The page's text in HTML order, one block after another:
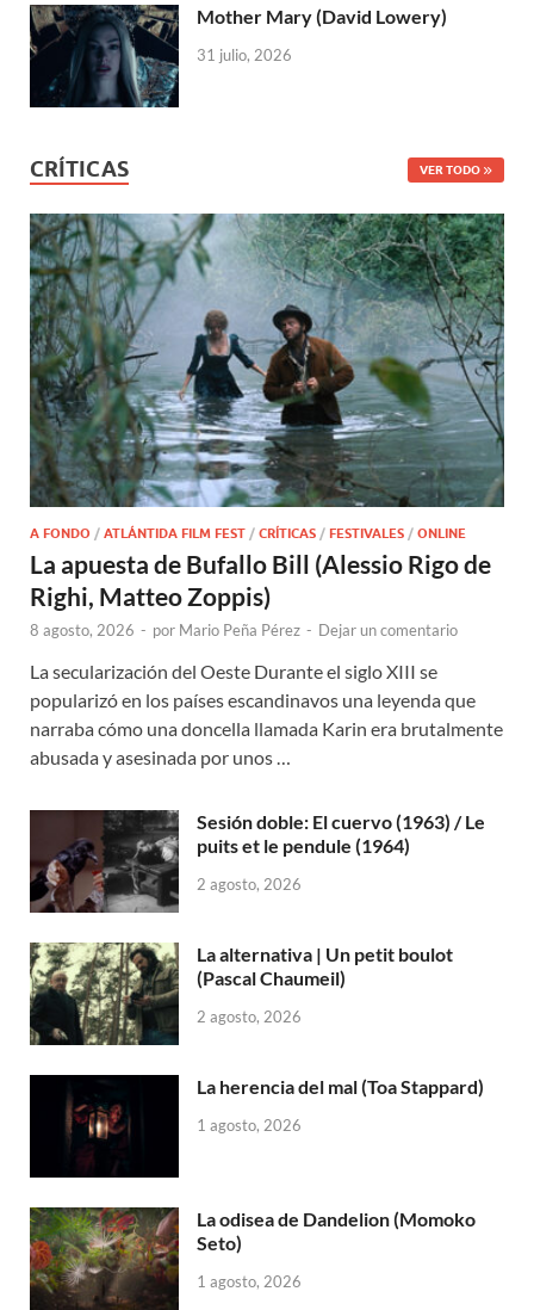
Mother Mary (David Lowery)
31 julio, 2026
CRÍTICAS VER TODO
A FONDO / ATLÁNTIDA FILM FEST / CRÍTICAS / FESTIVALES / ONLINE
La apuesta de Bufallo Bill (Alessio Rigo de
Righi, Matteo Zoppis)
8 agosto, 2026 - por Mario Peña Pérez - Dejar un comentario
La secularización del Oeste Durante el siglo XIII se
popularizó en los países escandinavos una leyenda que
narraba cómo una doncella llamada Karin era brutalmente
abusada y asesinada por unos …
Sesión doble: El cuervo (1963) / Le
puits et le pendule (1964)
2 agosto, 2026
La alternativa | Un petit boulot
(Pascal Chaumeil)
2 agosto, 2026
La herencia del mal (Toa Stappard)
1 agosto, 2026
La odisea de Dandelion (Momoko
Seto)
1 agosto, 2026